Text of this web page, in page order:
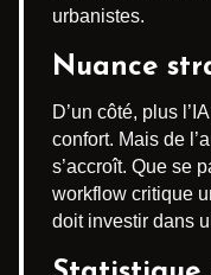
urbanistes.
Nuance
D’un côté, plus
confort. Mais de
s’accroît. Que se
workflow critique
doit investir dans